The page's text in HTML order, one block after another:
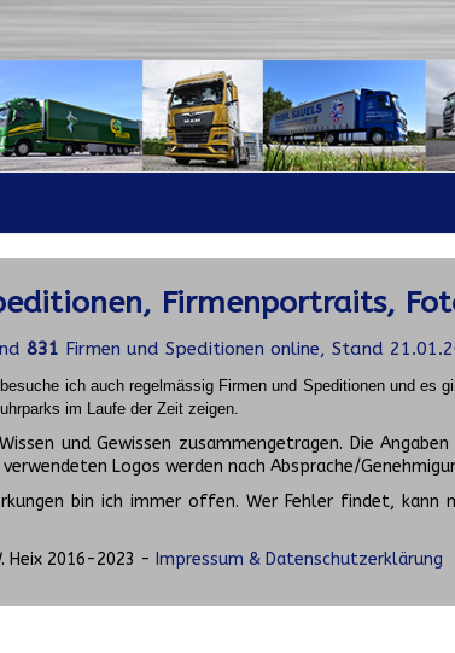
Firmenportraits,
831 Firmen und Speditionen online, Stand
ich auch regelmässig Firmen und Speditionen und es
im Laufe der Zeit zeigen.
und Gewissen zusammengetragen. Die
Logos werden nach Absprache/
bin ich immer offen. Wer Fehler findet,
Heix 2016-2023 - Impressum & Datenschutzerklärung